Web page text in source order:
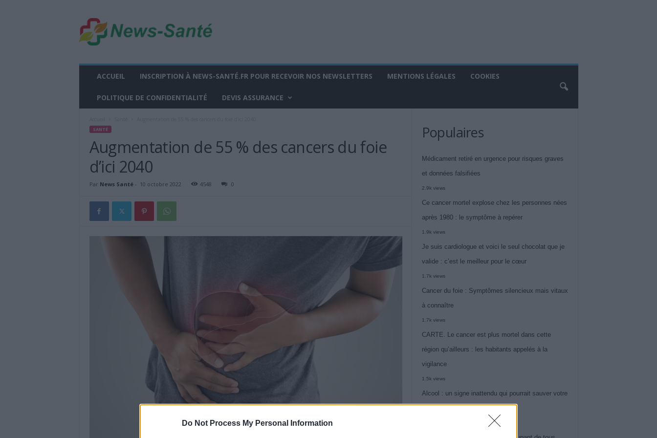
Do Not Process My Personal Information
w
s
ACCUEIL INSCRIPTION À NEWS-SANTÉ.FR POUR RECEVOIR NOS NEWSLETTERS MENTIONS LÉGALES COOKIES
POLITIQUE DE CONFIDENTIALITÉ DEVIS ASSURANCE
SANTÉ
Augmentation de 55 % des cancers du foie
d’ici 2040
Par News Santé- 10 octobre 2022 4548 0
Populaires
Médicament retiré en urgence pour risques graves
et données falsifiées
2.9k views
Ce cancer mortel explose chez les personnes nées
après 1980 : le symptôme à repérer
1.9k views
Je suis cardiologue et voici le seul chocolat que je
valide : c’est le meilleur pour le cœur
1.7k views
Cancer du foie : Symptômes silencieux mais vitaux
à connaître
1.7k views
CARTE. Le cancer est plus mortel dans cette
région qu’ailleurs : les habitants appelés à la
vigilance
1.5k views
Alcool : un signe inattendu qui pourrait sauver votre